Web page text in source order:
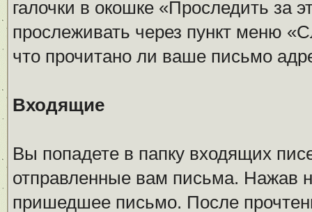
галочки в окошке «Проследить за
прослеживать через пункт меню
что прочитано ли ваше письмо
Входящие
Вы попадете в папку входящих
отправленные вам письма. Нажав
пришедшее письмо. После